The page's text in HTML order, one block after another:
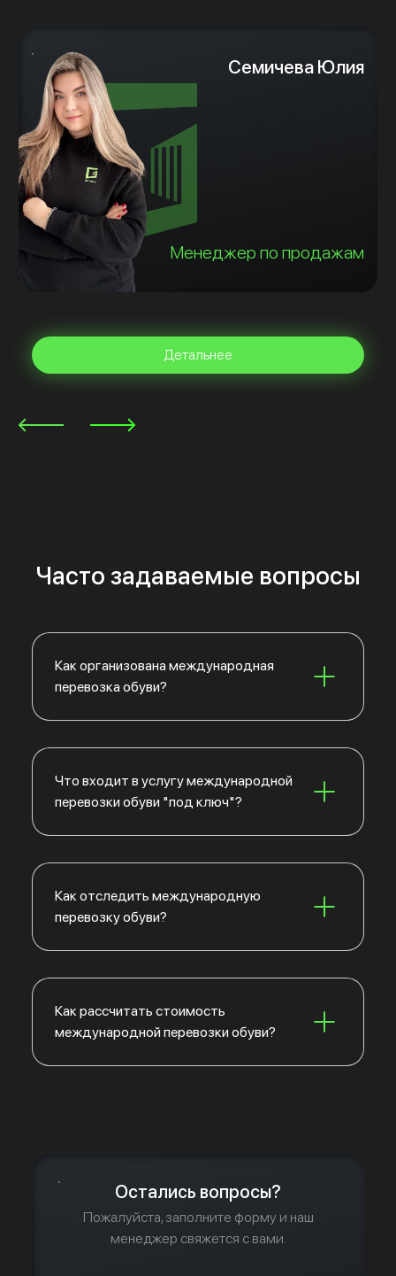
Семичева Юлия
Менеджер по продажам
Детальнее
Часто задаваемые вопросы
Как организована международная
перевозка обуви?
Что входит в услугу международной
перевозки обуви "под ключ"?
Как отследить международную
перевозку обуви?
Как рассчитать стоимость
международной перевозки обуви?
Остались вопросы?
Пожалуйста, заполните форму и наш
менеджер свяжется с вами.